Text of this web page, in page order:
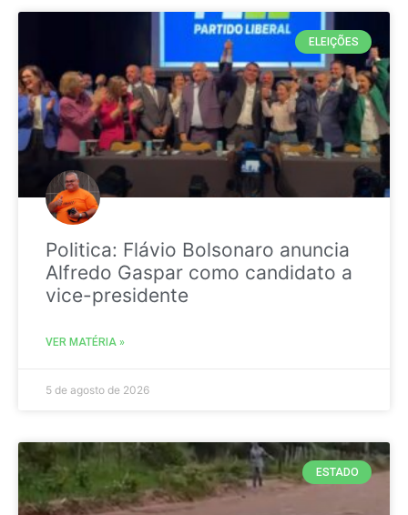
ELEIÇÕES
Politica: Flávio Bolsonaro anuncia
Alfredo Gaspar como candidato a
vice-presidente
VER MATÉRIA »
5 de agosto de 2026
ESTADO